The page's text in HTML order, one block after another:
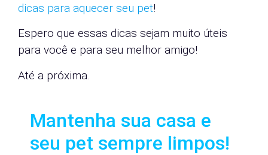
dicas para aquecer seu pet!
Espero que essas dicas sejam muito úteis
para você e para seu melhor amigo!
Até a próxima.
Mantenha sua casa e
seu pet sempre limpos!